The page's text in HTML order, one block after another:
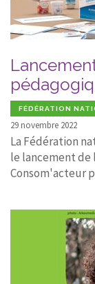
FÉDÉRATION
29 novembre 2022
La Fédération
le lancement de
Consom'acteur